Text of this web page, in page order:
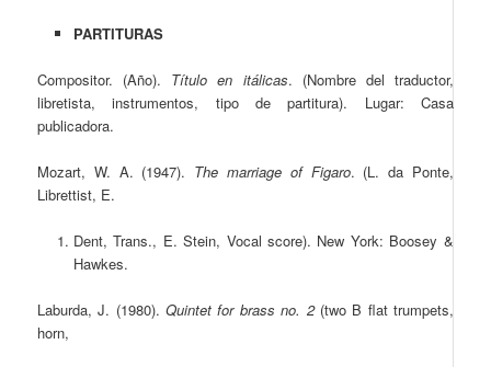
PARTITURAS
Compositor. (Año). Título en itálicas. (Nombre del traductor,
libretista, instrumentos, tipo de partitura). Lugar: Casa
publicadora.
Mozart, W. A. (1947). The marriage of Figaro. (L. da Ponte,
Librettist, E.
Dent, Trans., E. Stein, Vocal score). New York: Boosey &
Hawkes.
Laburda, J. (1980).Quintet for brass no. 2 (two B flat trumpets,
horn,